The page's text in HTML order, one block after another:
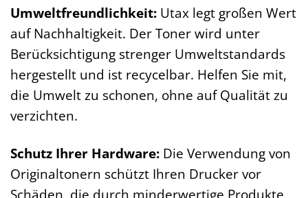
Umweltfreundlichkeit: Utax legt großen Wert
auf Nachhaltigkeit. Der Toner wird unter
Berücksichtigung strenger Umweltstandards
hergestellt und ist recycelbar. Helfen Sie mit,
die Umwelt zu schonen, ohne auf Qualität zu
verzichten.
Schutz Ihrer Hardware: Die Verwendung von
Originaltonern schützt Ihren Drucker vor